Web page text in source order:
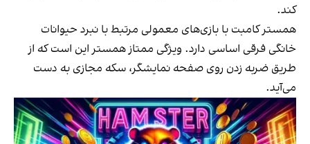
کند.
همستر کامبت با بازی‌های معمولی مرتبط با نبرد حیوانات
خانگی فرقی اساسی دارد. ویژگی ممتاز همستر این است که از
طریق ضربه زدن روی صفحه نمایشگر، سکه مجازی به دست
می‌آید.